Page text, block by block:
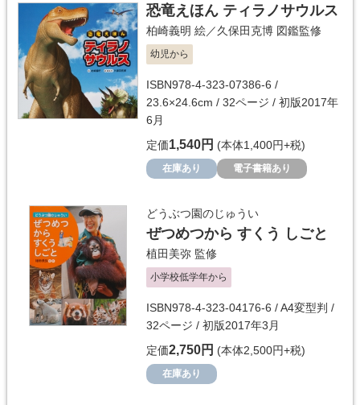
恐竜えほん ティラノサウルス
柏崎義明 絵／久保田克博 図鑑監修
幼児から
ISBN978-4-323-07386-6 /
23.6×24.6cm / 32ページ / 初版2017年
6月
定価1,540円 (本体1,400円+税)
在庫あり 電子書籍あり
どうぶつ園のじゅうい
ぜつめつから すくう しごと
植田美弥 監修
小学校低学年から
ISBN978-4-323-04176-6 / A4変型判 /
32ページ / 初版2017年3月
定価2,750円 (本体2,500円+税)
在庫あり